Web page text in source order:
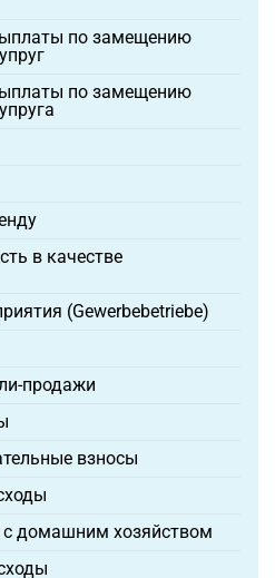
по замещению
по замещению
в качестве
(Gewerbebetriebe)
продажи
взносы
с домашним хозяйством